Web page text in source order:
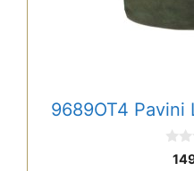
9689OT4 Pavini